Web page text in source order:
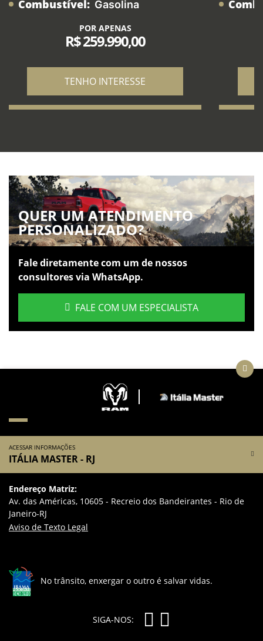
Combustível: Gasolina
POR APENAS
R$ 259.990,00
TENHO INTERESSE
QUER UM ATENDIMENTO
PERSONALIZADO?
Fale diretamente com um de nossos
consultores via WhatsApp.
FALE COM UM ESPECIALISTA
ACESSAR INFORMAÇÕES
ITÁLIA MASTER - RJ
Endereço Matriz:
Av. das Américas, 10605 - Recreio dos Bandeirantes - Rio de
Janeiro-RJ
Aviso de Texto Legal
No trânsito, enxergar o outro é salvar vidas.
SIGA-NOS: